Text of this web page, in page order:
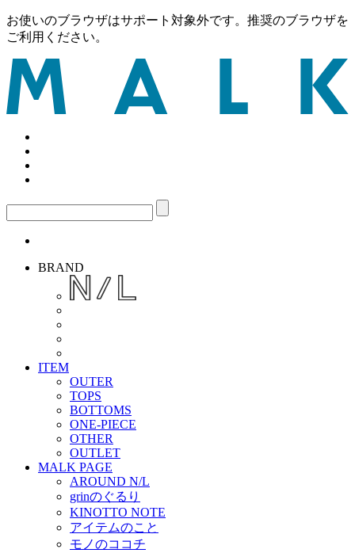
お使いのブラウザはサポート対象外です。推奨のブラウザを
ご利用ください。
BRAND
ITEM
OUTER
TOPS
BOTTOMS
ONE-PIECE
OTHER
OUTLET
MALK PAGE
AROUND N/L
grinのぐるり
KINOTTO NOTE
アイテムのこと
モノのココチ